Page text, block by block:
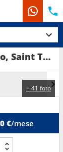
Crociera Crown Princess: Portorico, Saint Thomas, Saint Martin, Antigua e Barbuda, Santa Lucia, Barbados in partenza da San Juan
+ 41 foto
€/mese